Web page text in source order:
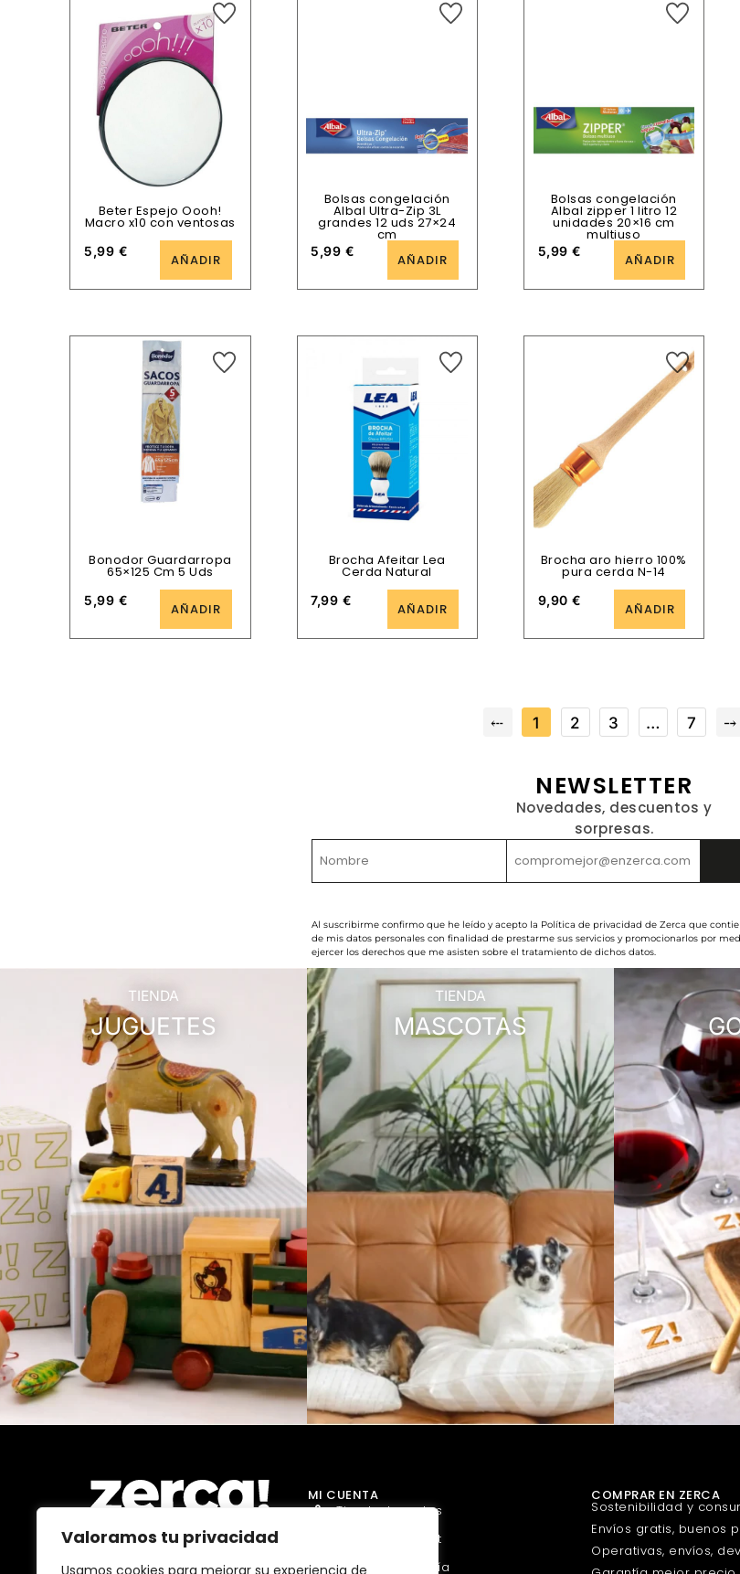
Valoramos tu privacidad
Usamos cookies para mejorar su experiencia de
Beter Espejo Oooh!
Macro x10 con ventosas
5,99 €
AÑADIR
Bolsas congelación
Albal Ultra-Zip 3L
grandes 12 uds 27×24
cm
5,99 €
AÑADIR
Bolsas congelación
Albal zipper 1 litro 12
unidades 20×16 cm
multiuso
5,99€
AÑADIR
Bonodor Guardarropa
65×125 Cm 5 Uds
5,99 €
AÑADIR
Brocha Afeitar Lea
Cerda Natural
7,99 €
AÑADIR
Brocha aro hierro 100%
pura cerda N-14
9,90€
AÑADIR
⤎ 1 2 3 … 7 ⤍
NEWSLETTER
Novedades, descuentos y
sorpresas.
Al suscribirme confirmo que he leído y acepto la Política de privacidad de Zerca que
de mis datos personales con finalidad de prestarme sus servicios y promocionarlos por
ejercer los derechos que me asisten sobre el tratamiento de dichos datos.
TIENDA
JUGUETES
TIENDA
MASCOTAS
MI CUENTA
Tienda Juguetes
Tienda Gourmet
Tienda Droguería
COMPRAR EN ZERCA
Sostenibilidad y
Envíos gratis, buenos
Operativas, envíos,